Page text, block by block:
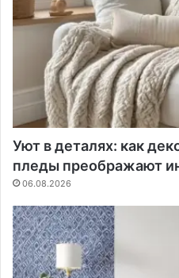
Уют в деталях: как
пледы преображают
06.08.2026